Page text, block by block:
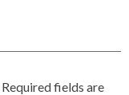
Required fields are